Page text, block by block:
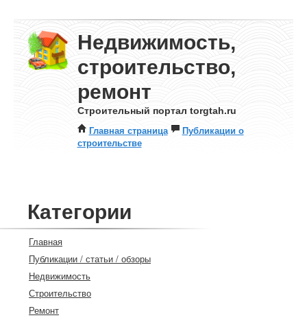
Недвижимость,
строительство,
ремонт
Строительный портал torgtah.ru
Главная страница
Публикации о
строительстве
Категории
Главная
Публикации / статьи / обзоры
Недвижимость
Строительство
Ремонт